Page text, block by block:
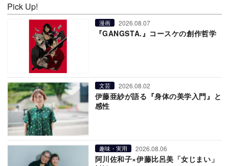
Pick Up!
漫画 2026.08.07
『GANGSTA.』コースケの創作哲学
文芸 2026.08.02
伊藤亜紗が語る『身体の美学入門』と
感性
趣味・実用 2026.08.06
阿川佐和子×伊藤比呂美「女じまい」